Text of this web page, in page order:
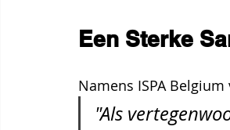
Een Sterke
Namens ISPA
"Als